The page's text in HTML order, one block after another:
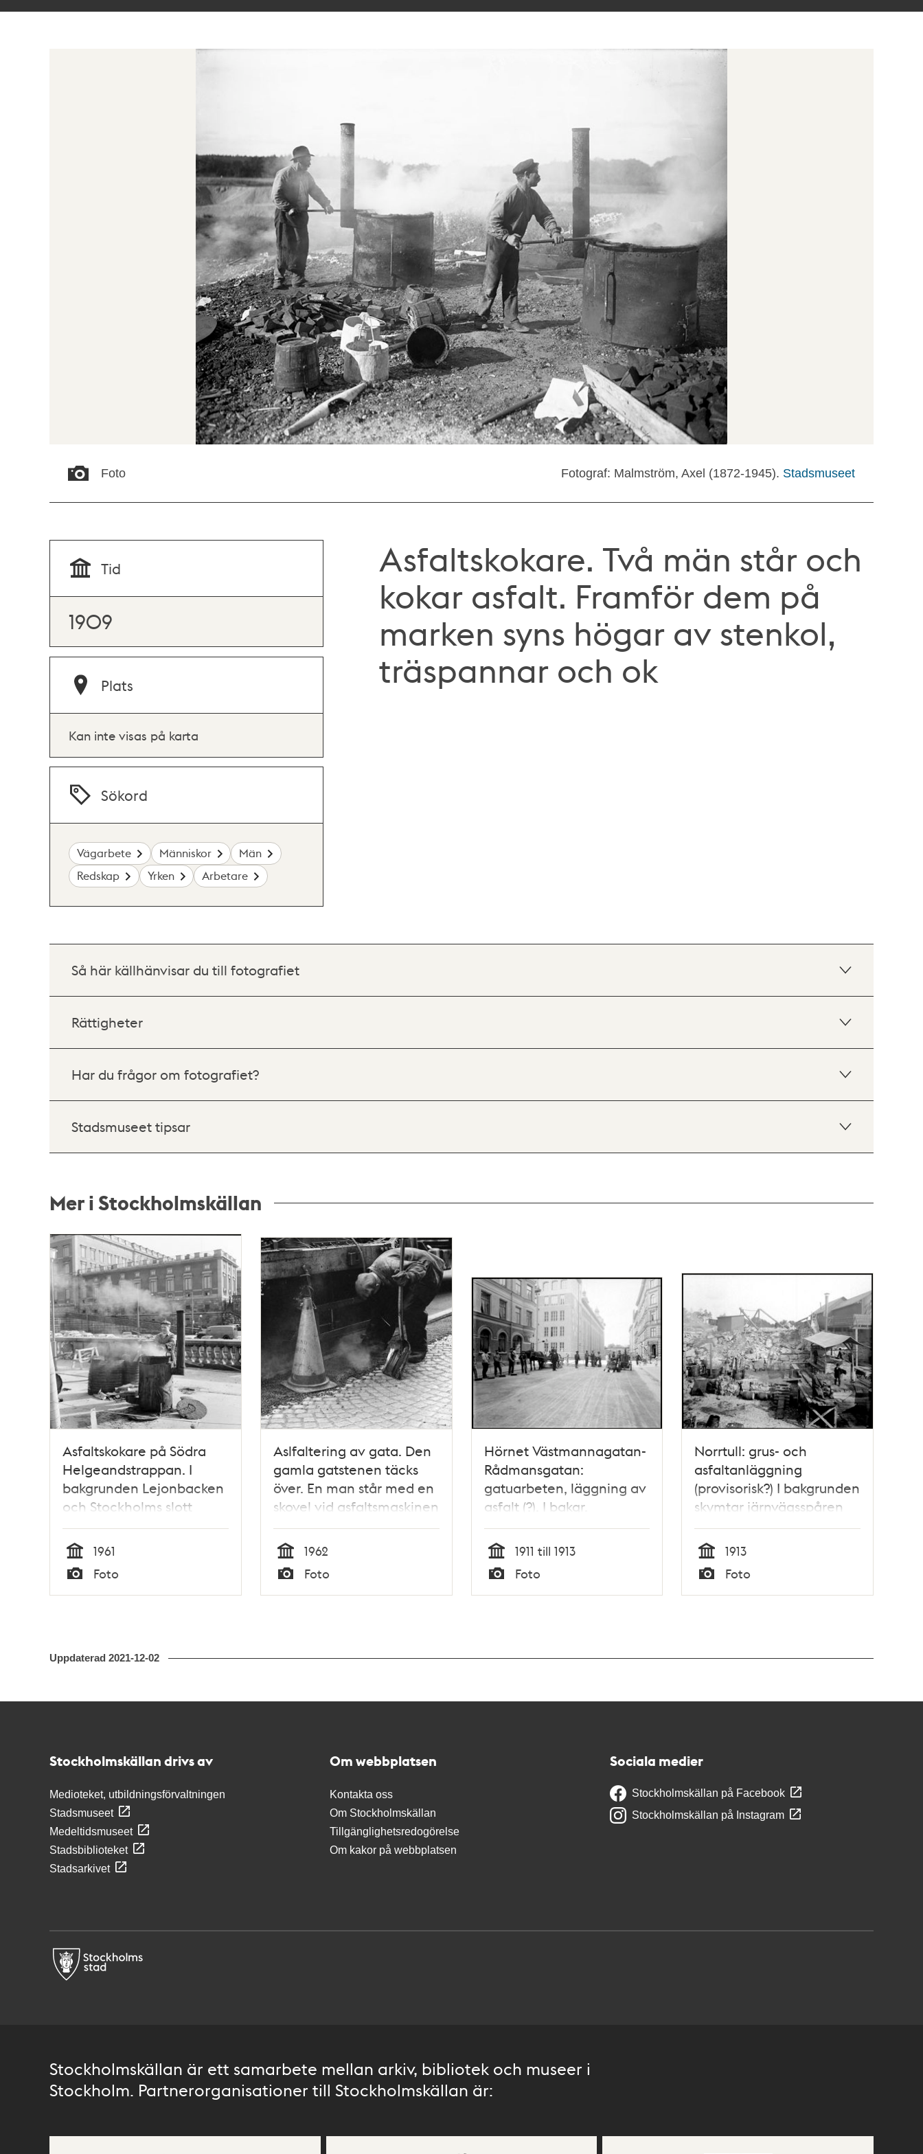
Foto Fotograf: Malmström, Axel (1872-1945). Stadsmuseet
Asfaltskokare. Två män står och
kokar asfalt. Framför dem på
marken syns högar av stenkol,
träspannar och ok
Tid
1909
Plats
Kan inte visas på karta
Sökord
Vägarbete Människor
Män
Redskap
Yrken Arbetare
Så här källhänvisar du till fotografiet
Rättigheter
Har du frågor om fotografiet?
Stadsmuseet tipsar
Mer i Stockholmskällan
Relaterade
poster
och
teman
Asfaltskokare på Södra
Helgeandstrappan. I
bakgrunden Lejonbacken
och Stockholms slott
Tid
1961
Typ
Foto
Aslfaltering av gata. Den
gamla gatstenen täcks
över. En man står med en
skovel vid asfaltsmaskinen
Tid
1962
Typ
Foto
Hörnet Västmannagatan-
Rådmansgatan:
gatuarbeten, läggning av
asfalt (?). I bakgr.
Rådmansgatan västerut
och Adolf Fredriks
Folkskola i kv. Blosset
Tid
1911 till 1913
Typ
Foto
Norrtull: grus- och
asfaltanläggning
(provisorisk?) I bakgrunden
skymtar järnvägsspåren
från Norra Station till
Östra Station
Tid
1913
Typ
Foto
Uppdaterad 2021-12-02
Stockholmskällan drivs av
Medioteket, utbildningsförvaltningen
Stadsmuseet
Medeltidsmuseet
Stadsbiblioteket
Stadsarkivet
Om webbplatsen
Kontakta oss
Om Stockholmskällan
Tillgänglighetsredogörelse
Om kakor på webbplatsen
Sociala medier
Stockholmskällan på Facebook
Stockholmskällan på Instagram
Stockholmskällan är ett samarbete mellan arkiv, bibliotek och museer i
Stockholm. Partnerorganisationer till Stockholmskällan är: